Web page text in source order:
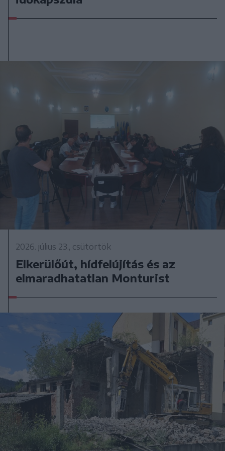
2026. július 23., csütörtök
Elkerülőút, hídfelújítás és az
elmaradhatatlan Monturist